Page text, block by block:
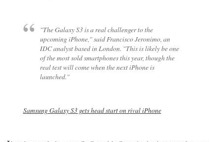
"The Galaxy S3 is a real challenger to the
upcoming iPhone," said Francisco Jeronimo, an
IDC analyst based in London. "This is likely be one
of the most sold smartphones this year, though the
real test will come when the next iPhone is
launched."
Samsung Galaxy S3 gets head start on rival iPhone